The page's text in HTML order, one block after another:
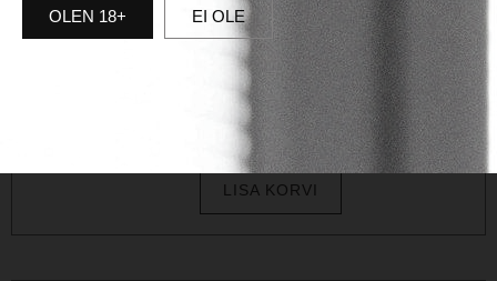
Continue Reading »
20,50€
Vaata toote infot »
LISA KORVI
OLEN 18+ EI OLE